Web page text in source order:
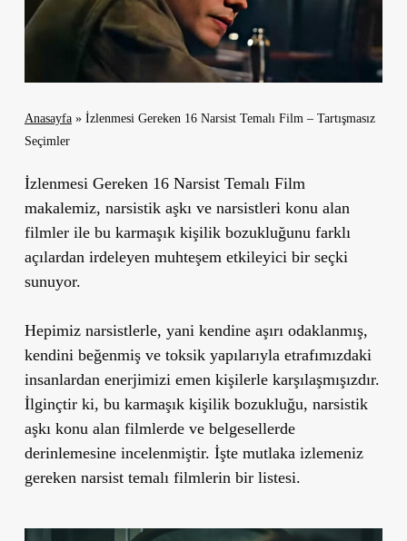
Anasayfa» İzlenmesi Gereken 16 Narsist Temalı Film – Tartışmasız
Seçimler
İzlenmesi Gereken 16 Narsist Temalı Film
makalemiz, narsistik aşkı ve narsistleri konu alan
filmler ile bu karmaşık kişilik bozukluğunu farklı
açılardan irdeleyen muhteşem etkileyici bir seçki
sunuyor.
Hepimiz narsistlerle, yani kendine aşırı odaklanmış,
kendini beğenmiş ve toksik yapılarıyla etrafımızdaki
insanlardan enerjimizi emen kişilerle karşılaşmışızdır.
İlginçtir ki, bu karmaşık kişilik bozukluğu, narsistik
aşkı konu alan filmlerde ve belgesellerde
derinlemesine incelenmiştir. İşte mutlaka izlemeniz
gereken narsist temalı filmlerin bir listesi.